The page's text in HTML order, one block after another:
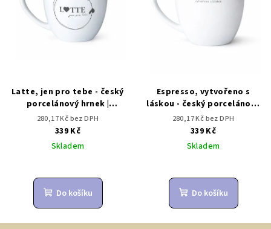
Latte, jen pro tebe - český
porcelánový hrnek |
Dárkovec
280,17 Kč bez DPH
339 Kč
Skladem
Do košíku
Espresso, vytvořeno s
láskou - český porcelánový
hrnek | Dárkovec
280,17 Kč bez DPH
339 Kč
Skladem
Do košíku